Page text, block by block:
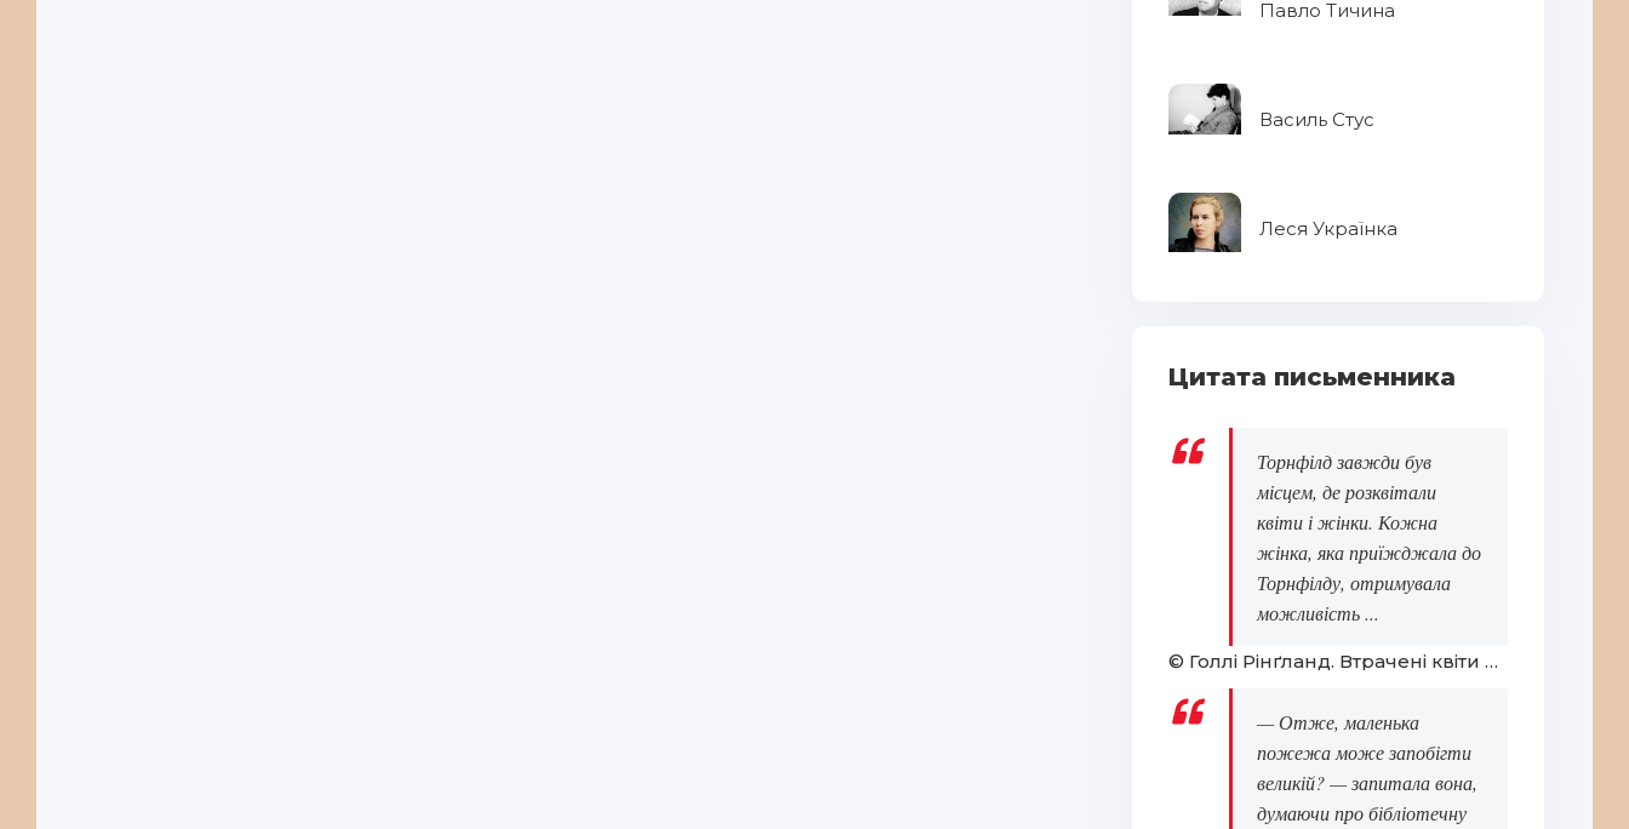
Павло Тичина
Василь Стус
Леся Українка
Цитата письменника
Торнфілд завжди був
місцем, де розквітали
квіти і жінки. Кожна
жінка, яка приїжджала до
Торнфілду, отримувала
можливість ...
© Голлі Рінґланд. Втрачені квіти Еліс Гарт
— Отже, маленька
пожежа може запобігти
великій? — запитала вона,
думаючи про бібліотечну